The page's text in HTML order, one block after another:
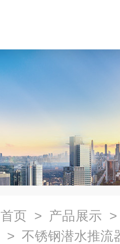
首页 > 产品展示
> 不锈钢潜水推流